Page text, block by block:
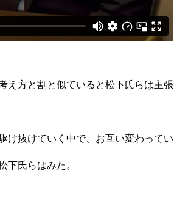
え方と割と似ていると松下氏らは主張
け抜けていく中で、お互い変わってい
下氏らはみた。